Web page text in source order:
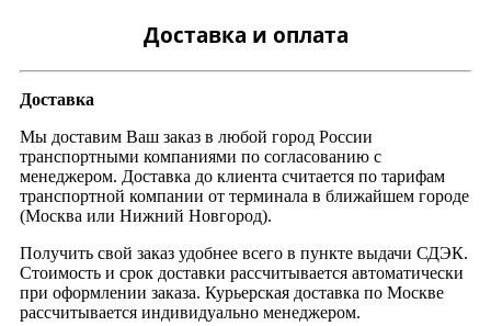
Доставка и оплата
Доставка
Мы доставим Ваш заказ в любой город России
транспортными компаниями по согласованию с
менеджером. Доставка до клиента считается по тарифам
транспортной компании от терминала в ближайшем городе
(Москва или Нижний Новгород).
Получить свой заказ удобнее всего в пункте выдачи СДЭК.
Стоимость и срок доставки рассчитывается автоматически
при оформлении заказа. Курьерская доставка по Москве
рассчитывается индивидуально менеджером.